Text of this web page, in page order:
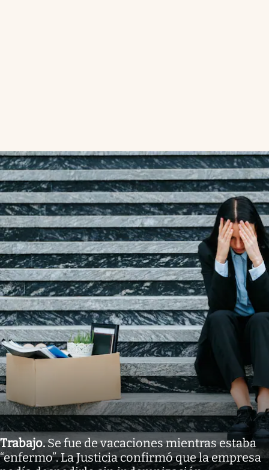
Trabajo.Se fue de vacaciones mientras estaba
“enfermo”. La Justicia confirmó que la empresa